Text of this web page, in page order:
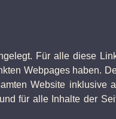
Für alle diese
Webpages haben.
Website inklusive
für alle Inhalte der